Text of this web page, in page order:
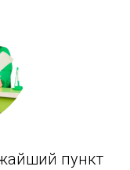
пункт